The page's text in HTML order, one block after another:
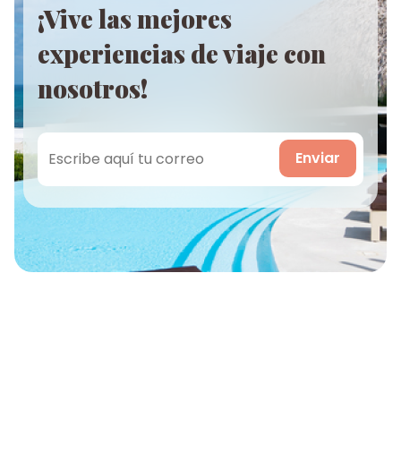
¡Vive las mejores
experiencias de viaje con
nosotros!
Enviar